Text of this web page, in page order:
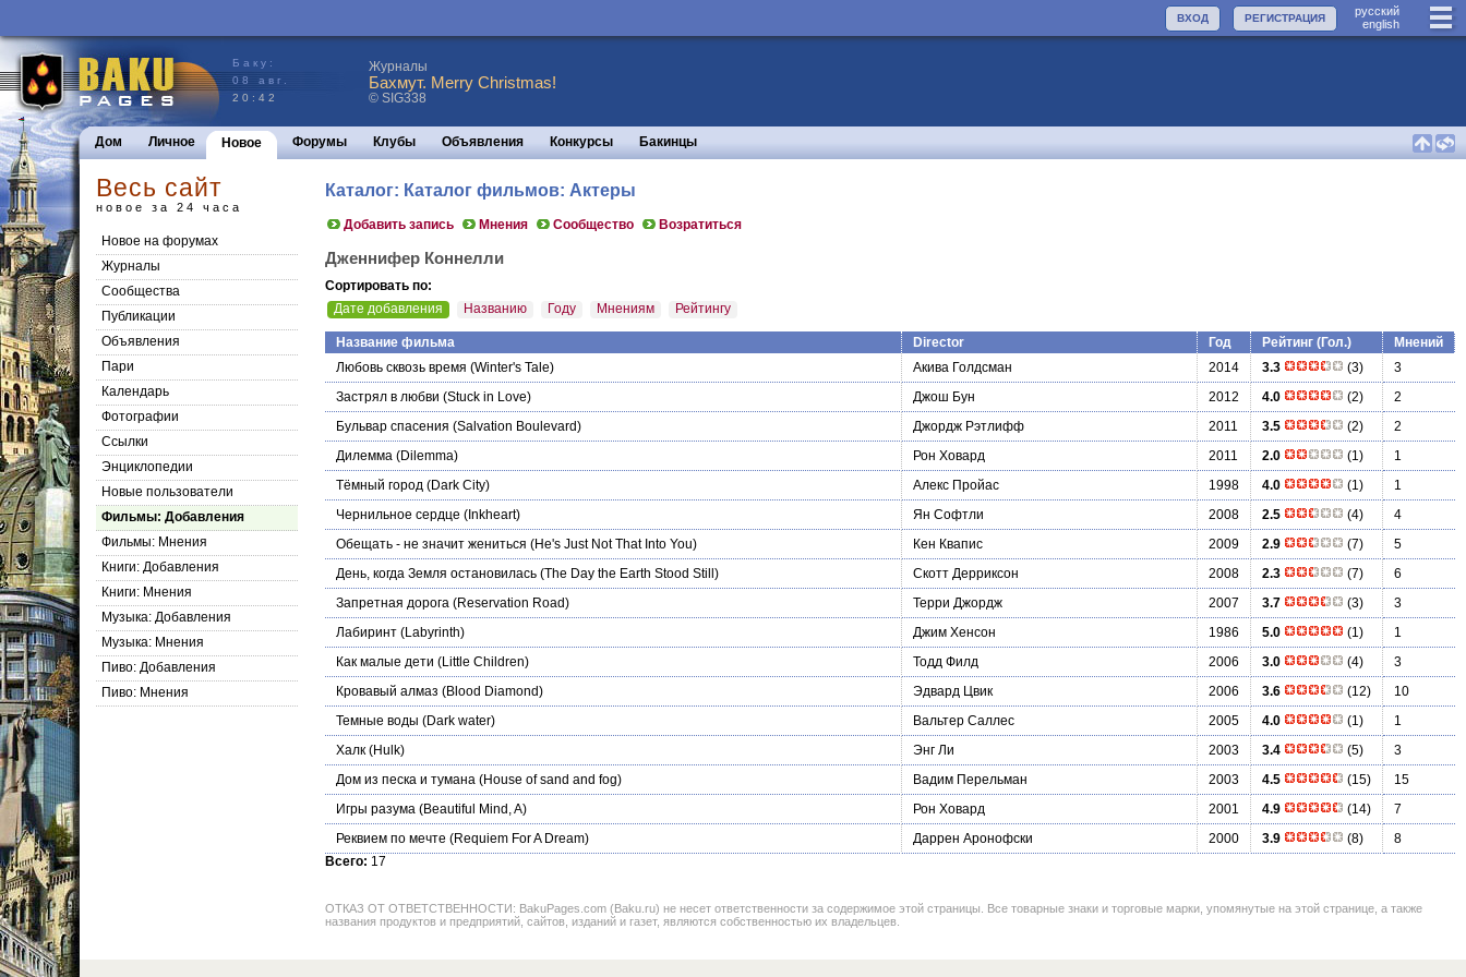
руccкий
english
РЕГИСТРАЦИЯ
ВХОД
Баку:
08 авг.
20:42
Журналы
Бахмут. Merry Christmas!
© SIG338
Дом Личное Новое Форумы Клубы Объявления Конкурсы Бакинцы
Весь сайт
новое за 24 часа
Новое на форумах
Журналы
Сообщества
Публикации
Объявления
Пари
Календарь
Фотографии
Ссылки
Энциклопедии
Новые пользователи
Фильмы: Добавления
Фильмы: Мнения
Книги: Добавления
Книги: Мнения
Музыка: Добавления
Музыка: Мнения
Пиво: Добавления
Пиво: Мнения
Каталог: Каталог фильмов: Актеры
Добавить запись Мнения Сообщество Возратиться
Дженнифер Коннелли
Сортировать по:
Дате добавления
Названию Году Мнениям Рейтингу
Название фильма Director Год Рейтинг (Гол.)
Мнений
Любовь сквозь время (Winter's Tale) Акива Голдсман 2014 3.3 (3)
3
Застрял в любви (Stuck in Love) Джош Бун 2012 4.0 (2)
2
Бульвар спасения (Salvation Boulevard) Джордж Рэтлифф 2011 3.5 (2)
2
Дилемма (Dilemma) Рон Ховард 2011 2.0 (1)
1
Тёмный город (Dark City) Алекс Пройас 1998 4.0 (1)
1
Чернильное сердце (Inkheart) Ян Софтли 2008 2.5 (4)
4
Обещать - не значит жениться (He's Just Not That Into You) Кен Квапис 2009 2.9 (7)
5
День, когда Земля остановилась (The Day the Earth Stood Still) Скотт Дерриксон 2008 2.3 (7)
6
Запретная дорога (Reservation Road) Терри Джордж 2007 3.7 (3)
3
Лабиринт (Labyrinth) Джим Хенсон 1986 5.0 (1)
1
Как малые дети (Little Children) Тодд Филд 2006 3.0 (4)
3
Кровавый алмаз (Blood Diamond) Эдвард Цвик 2006 3.6 (12)
10
Темные воды (Dark water) Вальтер Саллес 2005 4.0 (1)
1
Халк (Hulk) Энг Ли 2003 3.4 (5)
3
Дом из песка и тумана (House of sand and fog) Вадим Перельман 2003 4.5 (15)
15
Игры разума (Beautiful Mind, A) Рон Ховард 2001 4.9 (14)
7
Реквием по мечте (Requiem For A Dream) Даррен Аронофски 2000 3.9 (8)
8
Всего: 17
ОТКАЗ ОТ ОТВЕТСТВЕННОСТИ: BakuPages.com (Baku.ru) не несет ответственности за содержимое этой страницы. Все товарные знаки и торговые марки, упомянутые на этой странице, а также
названия продуктов и предприятий, сайтов, изданий и газет, являются собственностью их владельцев.